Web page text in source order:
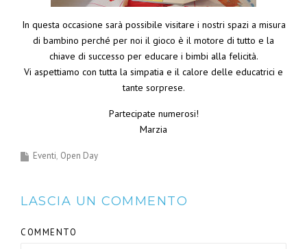
In questa occasione sarà possibile visitare i nostri spazi a misura
di bambino perché per noi il gioco è il motore di tutto e la
chiave di successo per educare i bimbi alla felicità.
Vi aspettiamo con tutta la simpatia e il calore delle educatrici e
tante sorprese.
Partecipate numerosi!
Marzia
Eventi Open Day
LASCIA UN COMMENTO
COMMENTO